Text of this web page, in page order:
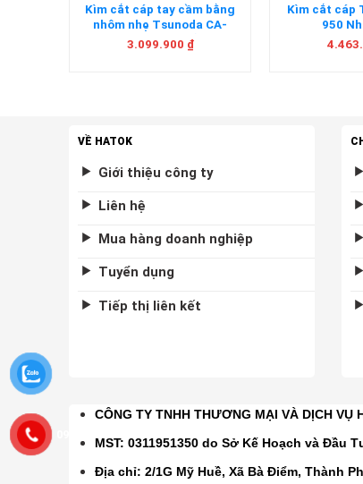
Kìm cắt cáp tay cầm bằng
nhôm nhẹ Tsunoda CA-
450AL Nhật Bản
3.099.900 ₫
Kìm cắt cáp
950
VỀ HATOK
Giới thiệu công ty
Liên hệ
Mua hàng doanh nghiệp
Tuyển dụng
Tiếp thị liên kết
CÔNG TY TNHH THƯƠNG MẠI VÀ DỊCH VỤ
MST: 0311951350 do Sở Kế Hoạch và Đầu
Địa chỉ: 2/1G Mỹ Huề, Xã Bà Điểm, Thành